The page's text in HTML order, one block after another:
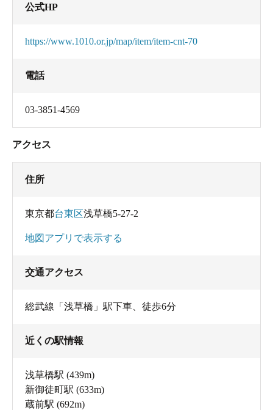
公式HP
https://www.1010.or.jp/map/item/item-cnt-70
電話
03-3851-4569
アクセス
住所
東京都台東区浅草橋5-27-2
地図アプリで表示する
交通アクセス
総武線「浅草橋」駅下車、徒歩6分
近くの駅情報
浅草橋駅 (439m)
新御徒町駅 (633m)
蔵前駅 (692m)